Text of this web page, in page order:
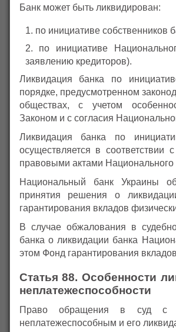
Банк может быть ликвидирован:
по инициативе собственников
по инициативе
заявлению кредиторов).
Ликвидация банка по
порядке, предусмотренном
обществах, с учетом
Законом и с согласия
Ликвидация банка по
осуществляется в
правовыми актами Национального
Национальный банк Украины
принятия решения о
гарантирования вкладов
В случае обжалования в
банка о ликвидации банка
этом Фонд гарантирования
Статья 88. Особенности
неплатежеспособности
Право обращения в суд с
неплатежеспособным и его